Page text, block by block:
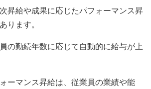
昇給や成果に応じたパフォーマンス昇
ります。
の勤続年数に応じて自動的に給与が上
ーマンス昇給は、従業員の業績や能